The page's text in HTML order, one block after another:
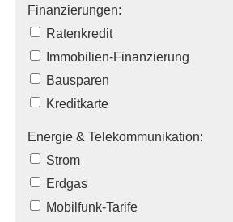
Finanzierungen:
Ratenkredit
Immobilien-Finanzierung
Bausparen
Kredit­karte
Energie & Telekommunikation:
Strom
Erdgas
Mobilfunk-Tarife